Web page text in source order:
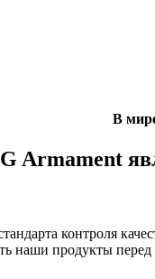
В
Armament
контроля
наши продукты